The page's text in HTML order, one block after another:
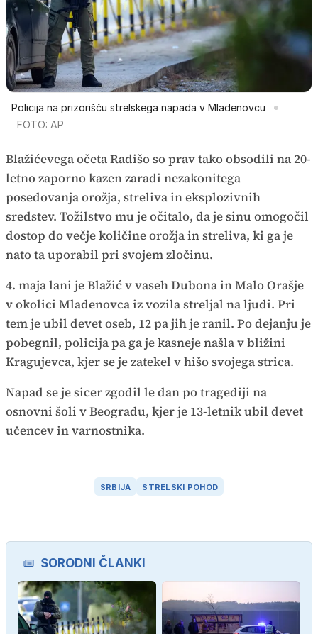
Policija na prizorišču strelskega napada v Mladenovcu
FOTO: AP
Blažićevega očeta Radišo so prav tako obsodili na 20-
letno zaporno kazen zaradi nezakonitega
posedovanja orožja, streliva in eksplozivnih
sredstev. Tožilstvo mu je očitalo, da je sinu omogočil
dostop do večje količine orožja in streliva, ki ga je
nato ta uporabil pri svojem zločinu.
4. maja lani je Blažić v vaseh Dubona in Malo Orašje
v okolici Mladenovca iz vozila streljal na ljudi. Pri
tem je ubil devet oseb, 12 pa jih je ranil. Po dejanju je
pobegnil, policija pa ga je kasneje našla v bližini
Kragujevca, kjer se je zatekel v hišo svojega strica.
Napad se je sicer zgodil le dan po tragediji na
osnovni šoli v Beogradu, kjer je 13-letnik ubil devet
učencev in varnostnika.
SRBIJA STRELSKI POHOD
SORODNI ČLANKI